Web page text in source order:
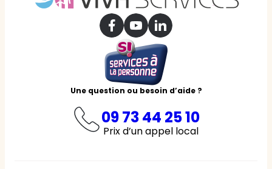
Une question ou besoin d’aide ?
09 73 44 25 10
Prix d’un appel local